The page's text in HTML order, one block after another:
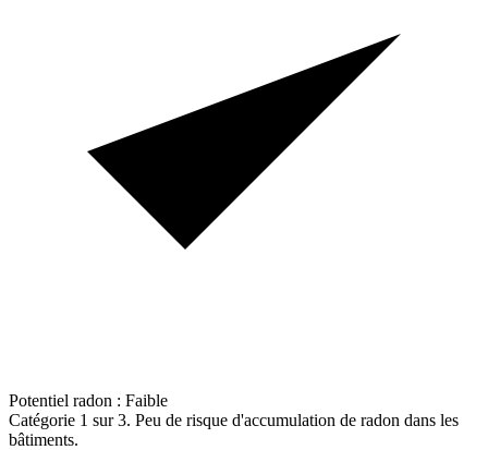
Potentiel radon : Faible
Catégorie 1 sur 3. Peu de risque d'accumulation de radon dans les
bâtiments.